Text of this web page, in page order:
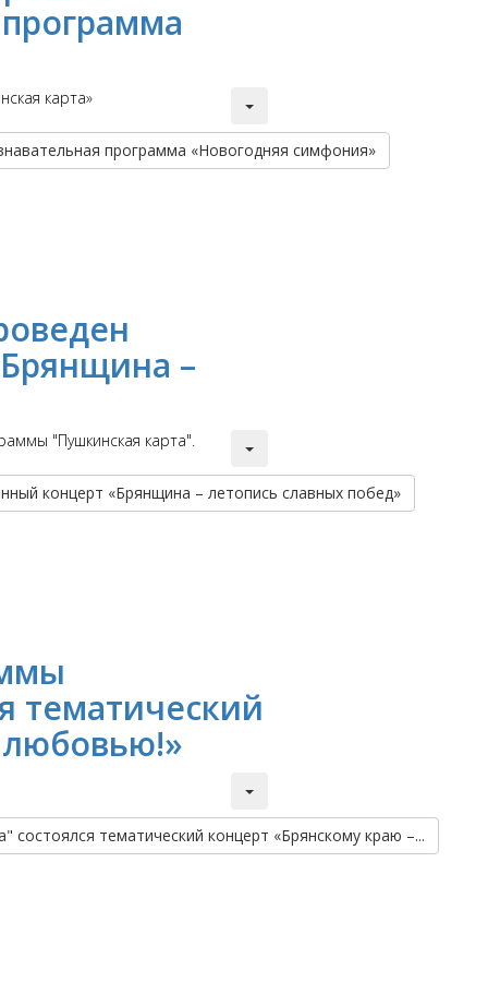
карта»
программа «Новогодняя симфония»
–
"Пушкинская карта".
концерт «Брянщина – летопись славных побед»
тематический
любовью!»
тематический концерт «Брянскому краю –...